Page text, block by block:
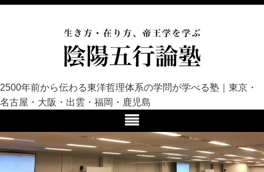
2500年前から伝わる東洋哲理体系の学問が学べる塾｜東京・
名古屋・大阪・出雲・福岡・鹿児島